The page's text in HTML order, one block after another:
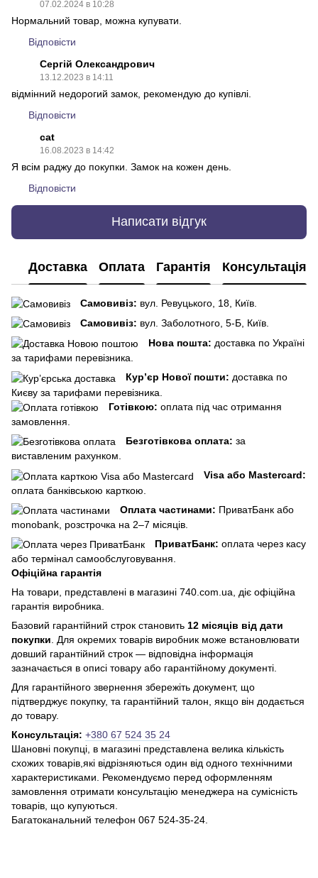
07.02.2024 в 10:28
Нормальний товар, можна купувати.
Відповісти
Сергій Олександрович
13.12.2023 в 14:11
відмінний недорогий замок, рекомендую до купівлі.
Відповісти
cat
16.08.2023 в 14:42
Я всім раджу до покупки. Замок на кожен день.
Відповісти
Написати відгук
Доставка Оплата Гарантія Консультація
Самовивіз: вул. Ревуцького, 18, Київ.
Самовивіз: вул. Заболотного, 5-Б, Київ.
Нова пошта: доставка по Україні
за тарифами перевізника.
Кур’єр Нової пошти: доставка по
Києву за тарифами перевізника.
Готівкою: оплата під час отримання
замовлення.
Безготівкова оплата: за
виставленим рахунком.
Visa або Mastercard:
оплата банківською карткою.
Оплата частинами: ПриватБанк або
monobank, розстрочка на 2–7 місяців.
ПриватБанк: оплата через касу
або термінал самообслуговування.
Офіційна гарантія
На товари, представлені в магазині 740.com.ua, діє офіційна
гарантія виробника.
Базовий гарантійний строк становить 12 місяців від дати
покупки. Для окремих товарів виробник може встановлювати
довший гарантійний строк — відповідна інформація
зазначається в описі товару або гарантійному документі.
Для гарантійного звернення збережіть документ, що
підтверджує покупку, та гарантійний талон, якщо він додається
до товару.
Консультація: +380 67 524 35 24
Шановні покупці, в магазині представлена ​​велика кількість
схожих товарів,які відрізняються один від одного технічними
характеристиками. Рекомендуємо перед оформленням
замовлення отримати консультацію менеджера на сумісність
товарів, що купуються.
Багатоканальний телефон 067 524-35-24.